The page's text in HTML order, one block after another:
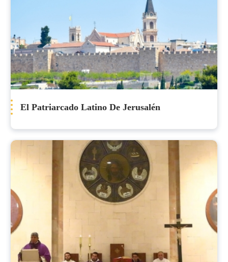
El Patriarcado Latino De Jerusalén